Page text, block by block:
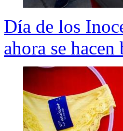
Día de los
ahora se hacen